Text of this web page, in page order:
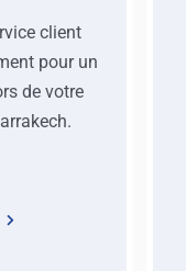
client
pour un
de votre